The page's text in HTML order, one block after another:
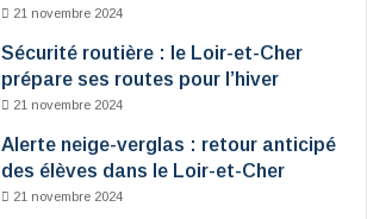
21 novembre 2024
Sécurité routière : le Loir-et-Cher
prépare ses routes pour l’hiver
21 novembre 2024
Alerte neige-verglas : retour anticipé
des élèves dans le Loir-et-Cher
21 novembre 2024